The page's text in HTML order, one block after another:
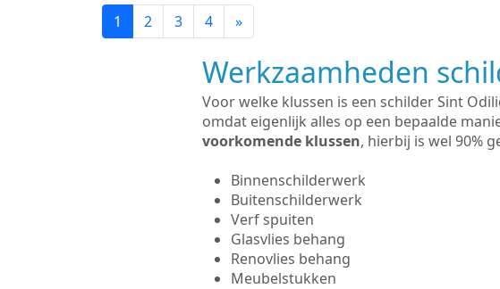
1 2 3 4 »
Werkzaamheden
Voor welke klussen is een schilder Sint
omdat eigenlijk alles op een bepaalde
voorkomende klussen, hierbij is wel 90%
Binnenschilderwerk
Buitenschilderwerk
Verf spuiten
Glasvlies behang
Renovlies behang
Meubelstukken